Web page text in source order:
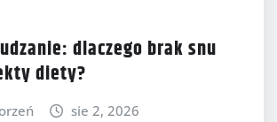
dlaczego brak snu
diety?
sie 2, 2026